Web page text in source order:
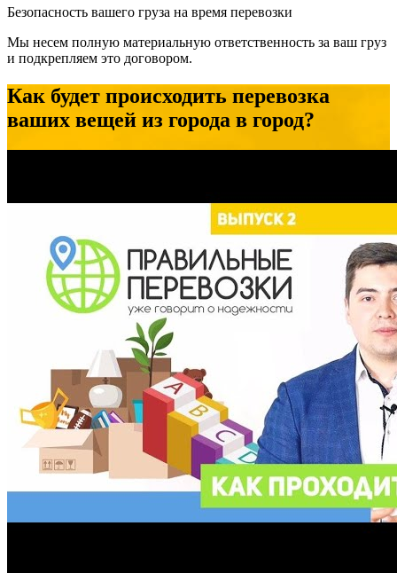
Безопасность вашего груза на время перевозки
Мы несем полную материальную ответственность за ваш груз
и подкрепляем это договором.
Как будет происходить перевозка
ваших вещей из города в город?